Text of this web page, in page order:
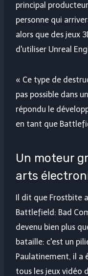
principal
personne qui
alors que des jeux
d'utiliser Unreal
« Ce type de
pas possible dans
répondu le
en tant que
Un moteur
arts
Il dit que Frostbite
Battlefield: Bad
devenu bien plus
bataille: c'est un
Paulatinement, il a
tous les jeux vidéo